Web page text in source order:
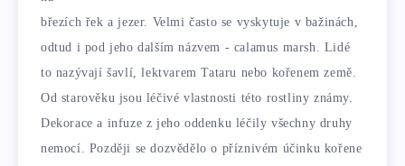
březích řek a jezer. Velmi často se vyskytuje v bažinách,
odtud i pod jeho dalším názvem - calamus marsh. Lidé
to nazývají šavlí, lektvarem Tataru nebo kořenem země.
Od starověku jsou léčivé vlastnosti této rostliny známy.
Dekorace a infuze z jeho oddenku léčily všechny druhy
nemocí. Později se dozvědělo o příznivém účinku kořene